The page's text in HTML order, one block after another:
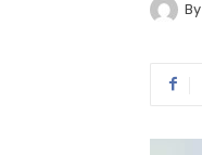
By